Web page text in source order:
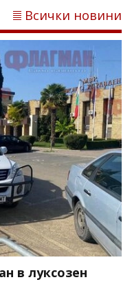
Всички новини
в луксозен